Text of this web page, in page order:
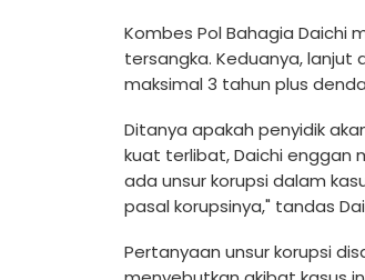
Kombes Pol Bahagia Daichi
tersangka. Keduanya, lanjut
maksimal 3 tahun plus
Ditanya apakah penyidik
kuat terlibat, Daichi enggan
ada unsur korupsi dalam
pasal korupsinya," tandas
Pertanyaan unsur korupsi